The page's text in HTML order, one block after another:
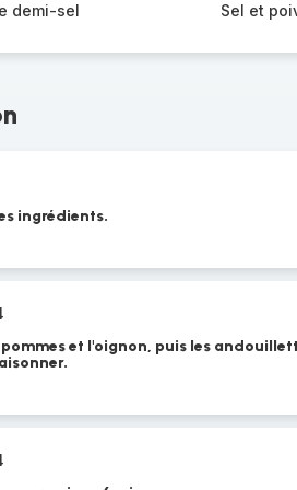
demi-sel Sel et
ingrédients.
et l'oignon, puis les